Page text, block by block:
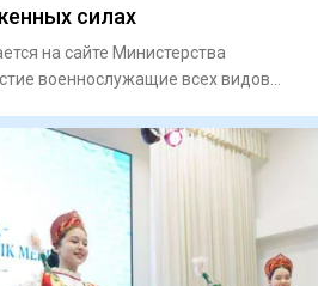
силах
на сайте Министерства
военнослужащие всех видов